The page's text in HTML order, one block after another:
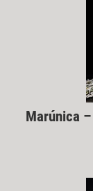
Marúnica